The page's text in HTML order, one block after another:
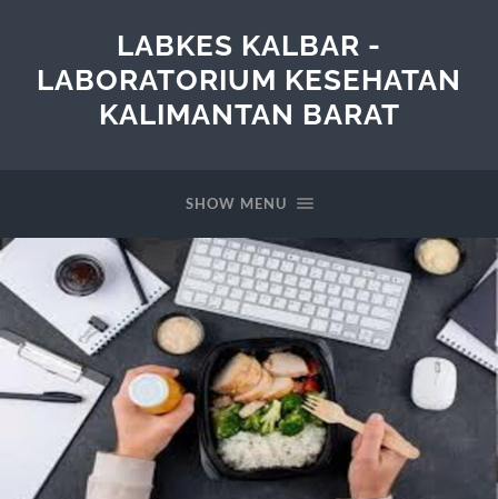
LABKES KALBAR -
LABORATORIUM KESEHATAN
KALIMANTAN BARAT
SHOW MENU